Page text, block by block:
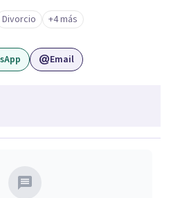
y sentís que necesitás ayuda
tu autoconocimiento, te invito
acompañarte en el proceso.
Divorcio +4 más
Email